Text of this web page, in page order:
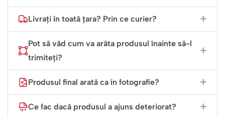
Livrați în toată țara? Prin ce curier?
Pot să văd cum va arăta produsul înainte să-l
trimiteți?
Produsul final arată ca în fotografie?
Ce fac dacă produsul a ajuns deteriorat?